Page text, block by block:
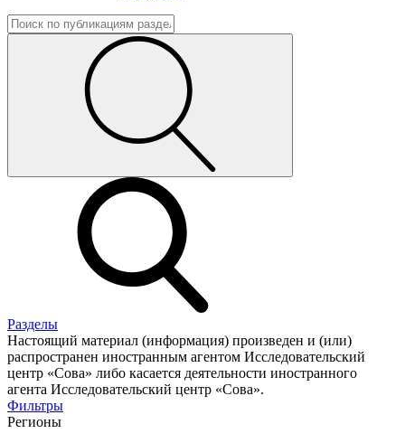
Разделы
Настоящий материал (информация) произведен и (или)
распространен иностранным агентом Исследовательский
центр «Сова» либо касается деятельности иностранного
агента Исследовательский центр «Сова».
Фильтры
Регионы